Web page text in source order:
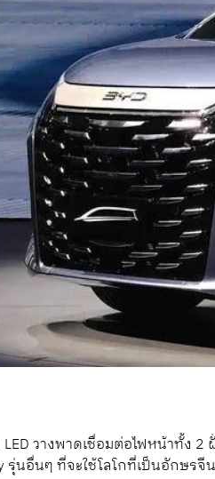
LED วางพาดเชื่อมต่อไฟหน้าทั้ง
รุ่นอื่นๆ ที่จะใช้โลโกที่เป็นอักษรจีน